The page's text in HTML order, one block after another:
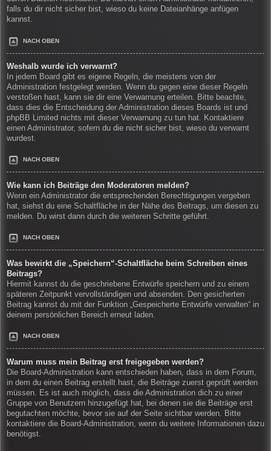
falls du dir nicht sicher bist, wieso du keine Dateianhänge anfügen
kannst.
NACH OBEN
Weshalb wurde ich verwarnt?
In jedem Board gibt es eigene Regeln, die meistens von der
Administration festgelegt werden. Wenn du gegen eine dieser Regeln
verstoßen hast, kann sie dir eine Verwarnung erteilen. Bitte beachte,
dass dies die Entscheidung der Administration dieses Boards ist und
phpBB Limited nichts mit dieser Verwarnung zu tun hat. Kontaktiere
einen Administrator, sofern du die nicht sicher bist, wieso du verwarnt
wurdest.
NACH OBEN
Wie kann ich Beiträge den Moderatoren melden?
Wenn ein Administrator die entsprechenden Berechtigungen vergeben
hat, siehst du eine Schaltfläche in der Nähe des Beitrags, um diesen zu
melden. Du wirst dann durch die weiteren Schritte geführt.
NACH OBEN
Was bewirkt die „Speichern“-Schaltfläche beim Schreiben eines
Beitrags?
Hiermit kannst du die geschriebene Entwürfe speichern und zu einem
späteren Zeitpunkt vervollständigen und absenden. Den gesicherten
Beitrag kannst du mit der Funktion „Gespeicherte Entwürfe verwalten“ in
deinem persönlichen Bereich erneut laden.
NACH OBEN
Warum muss mein Beitrag erst freigegeben werden?
Die Board-Administration kann entschieden haben, dass in dem Forum,
in dem du einen Beitrag erstellt hast, die Beiträge zuerst geprüft werden
müssen. Es ist auch möglich, dass die Administration dich zu einer
Gruppe von Benutzern hinzugefügt hat, bei denen sie die Beiträge erst
begutachten möchte, bevor sie auf der Seite sichtbar werden. Bitte
kontaktiere die Board-Administration, wenn du weitere Informationen dazu
benötigst.